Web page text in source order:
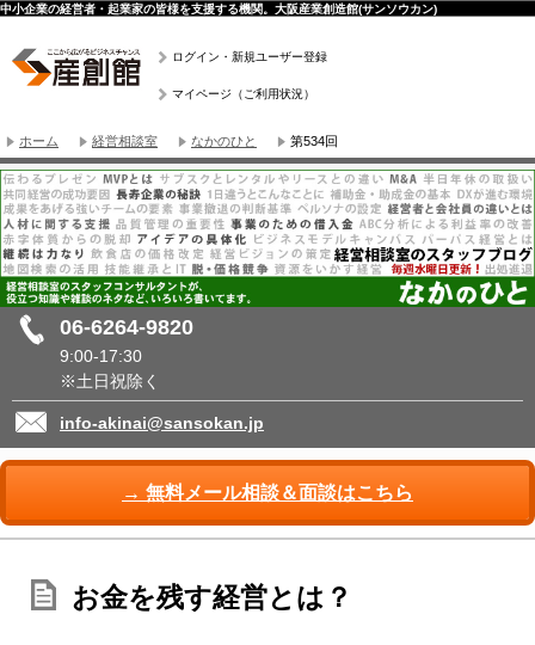
中小企業の経営者・起業家の皆様を支援する機関。大阪産業創造館(サンソウカン)
ログイン・新規ユーザー登録
マイページ（ご利用状況）
ホーム 経営相談室 なかのひと 第534回
06-6264-9820
9:00-17:30
※土日祝除く
info-akinai@sansokan.jp
→ 無料メール相談＆面談はこちら
お金を残す経営とは？